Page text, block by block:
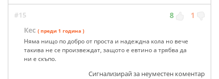
#15 8 1
Кес ( преди 1 година )
Няма нищо по добро от проста и надеждна кола но вече
такива не се произвеждат, защото е евтино а трябва да
ни е скъпо.
Сигнализирай за неуместен коментар